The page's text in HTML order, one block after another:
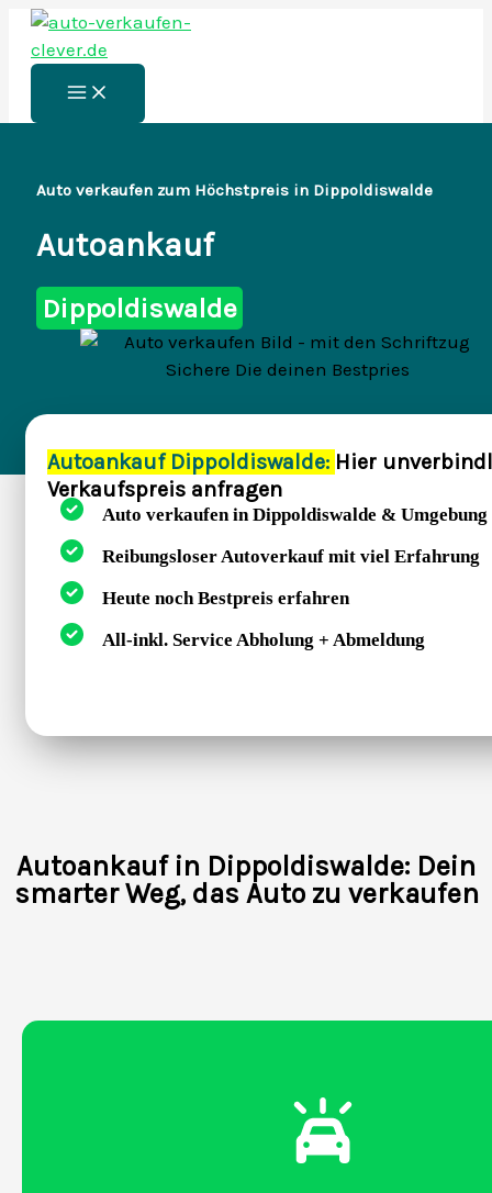
Zum
Inhalt
springen
Main
Menu
Auto verkaufen zum Höchstpreis in Dippoldiswalde
Autoankauf
Dippoldiswalde
Autoankauf Dippoldiswalde: Hier
Verkaufspreis anfragen
Auto verkaufen in Dippoldiswalde & Umgebung
Reibungsloser Autoverkauf mit viel Erfahrung
Heute noch Bestpreis erfahren
All-inkl. Service Abholung + Abmeldung
Autoankauf in Dippoldiswalde: Dein
smarter Weg, das Auto zu verkaufen